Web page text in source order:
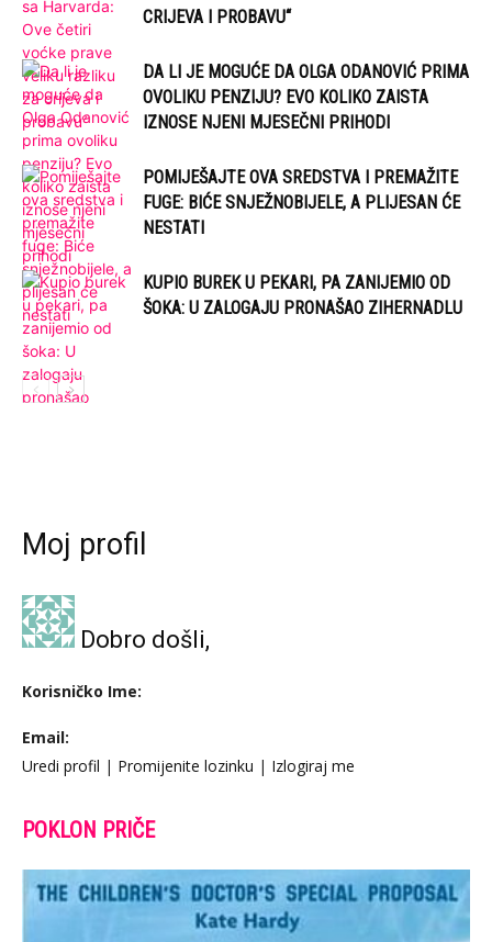
CRIJEVA I PROBAVU“
DA LI JE MOGUĆE DA OLGA ODANOVIĆ PRIMA
OVOLIKU PENZIJU? EVO KOLIKO ZAISTA
IZNOSE NJENI MJESEČNI PRIHODI
POMIJEŠAJTE OVA SREDSTVA I PREMAŽITE
FUGE: BIĆE SNJEŽNOBIJELE, A PLIJESAN ĆE
NESTATI
KUPIO BUREK U PEKARI, PA ZANIJEMIO OD
ŠOKA: U ZALOGAJU PRONAŠAO ZIHERNADLU
Moj profil
Dobro došli,
Korisničko Ime:
Email:
Uredi profil | Promijenite lozinku | Izlogiraj me
POKLON PRIČE